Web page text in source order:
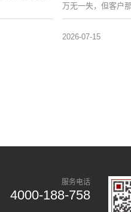
万无一失，但客户
2026-07-15
服务电话
4000-188-758